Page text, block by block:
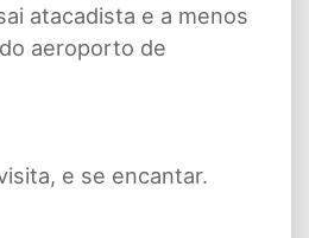
atacadista e a menos
aeroporto de
e se encantar.